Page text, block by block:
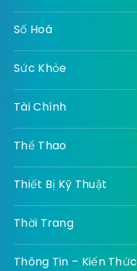
Số Hoá
Sức Khỏe
Tài Chính
Thể Thao
Thiết Bị Kỹ Thuật
Thời Trang
Thông Tin – Kiến Thức